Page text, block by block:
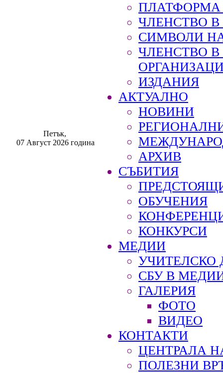
Петък,
07 Август 2026 година
ПЛАТФОРМА
ЧЛЕНСТВО В
СИМВОЛИ
ЧЛЕНСТВО
ИЗДАНИЯ
АКТУАЛНО
НОВИНИ
АРХИВ
СЪБИТИЯ
ОБУЧЕНИЯ
КОНКУРСИ
МЕДИИ
УЧИТЕЛСКО
СБУ В
ГАЛЕРИЯ
ФОТО
ВИДЕО
КОНТАКТИ
ЦЕНТРАЛА
ПОЛЕЗНИ